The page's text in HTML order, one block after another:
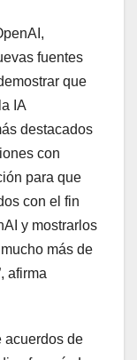
fuentes
que
IA
destacados
con
para que
con el fin
y mostrarlos
más de
afirma
acuerdos de